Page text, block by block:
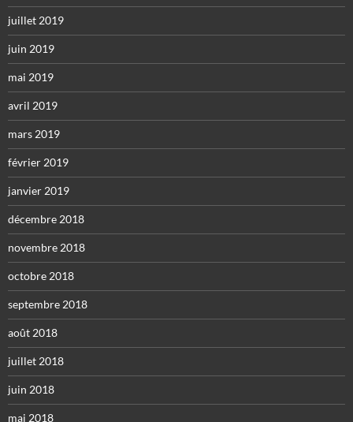
juillet 2019
juin 2019
mai 2019
avril 2019
mars 2019
février 2019
janvier 2019
décembre 2018
novembre 2018
octobre 2018
septembre 2018
août 2018
juillet 2018
juin 2018
mai 2018